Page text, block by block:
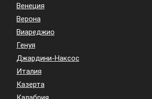
Венеция
Верона
Виареджио
Генуя
Джардини-Наксос
Италия
Казерта